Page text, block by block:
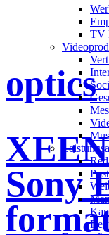
TV
optics
Sony